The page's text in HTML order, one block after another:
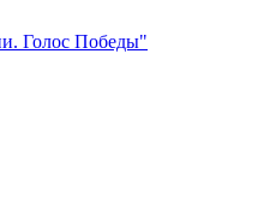
Голос Победы"